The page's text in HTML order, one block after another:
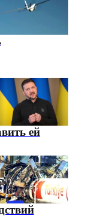
ей